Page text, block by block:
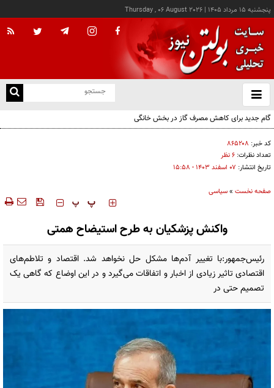
پنجشنبه ۱۵ مرداد ۱۴۰۵ |
Thursday , 06 August 2026
باز
و
گام جدید برای کاهش مصرف گاز در بخش خانگی
کد خبر: ۸۶۵۲۰۸
تعداد نظرات: ۶ نظر
تاریخ انتشار: ۰۷ اسفند ۱۴۰۳ - ۱۵:۵۸
صفحه نخست »سیاسی
‍‍‍ پ پ
واکنش پزشکیان به طرح استیضاح همتی
رئیس‌جمهور:با تغییر آدم‌ها مشکل حل نخواهد شد. اقتصاد و تلاطم‌های
اقتصادی تاثیر زیادی از اخبار و اتفاقات می‌گیرد و در این اوضاع که گاهی یک
تصمیم حتی در